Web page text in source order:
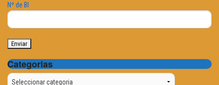
Nº de BI
Categorias
Categorias